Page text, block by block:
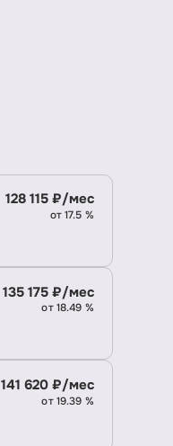
128 115 ₽/мес
от 17.5 %
135 175 ₽/мес
от 18.49 %
141 620 ₽/мес
от 19.39 %